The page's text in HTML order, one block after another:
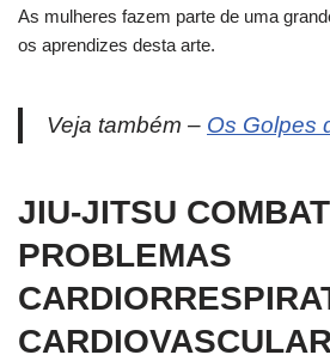
As mulheres fazem parte de uma
os aprendizes desta arte.
Veja também – Os Golpes
JIU-JITSU
PROBLEMAS